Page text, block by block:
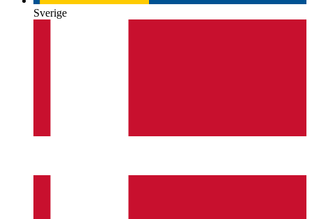
Sverige